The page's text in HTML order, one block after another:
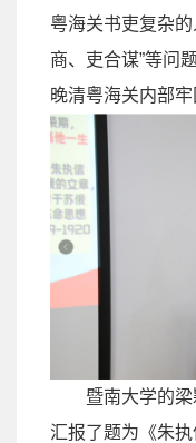
粤海关书吏复杂
商、吏合谋”等问
晚清粤海关内部牢
暨南大学的梁
汇报了题为《朱